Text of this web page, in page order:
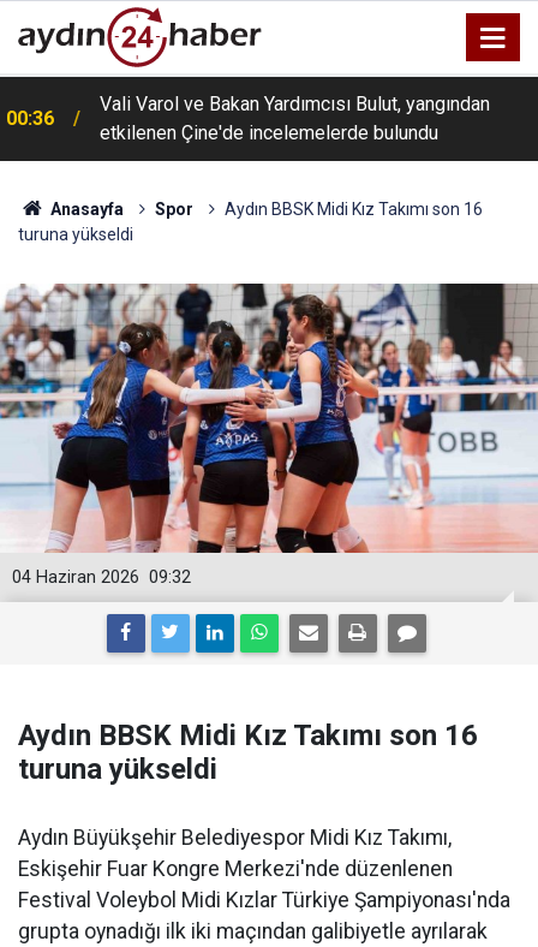
00:36
Vali Varol ve Bakan Yardımcısı Bulut, yangından
etkilenen Çine'de incelemelerde bulundu
Anasayfa Spor
Aydın BBSK Midi Kız Takımı son 16
turuna yükseldi
09:32
04 Haziran 2026
Aydın BBSK Midi Kız Takımı son 16
turuna yükseldi
Aydın Büyükşehir Belediyespor Midi Kız Takımı,
Eskişehir Fuar Kongre Merkezi'nde düzenlenen
Festival Voleybol Midi Kızlar Türkiye Şampiyonası'nda
grupta oynadığı ilk iki maçından galibiyetle ayrılarak